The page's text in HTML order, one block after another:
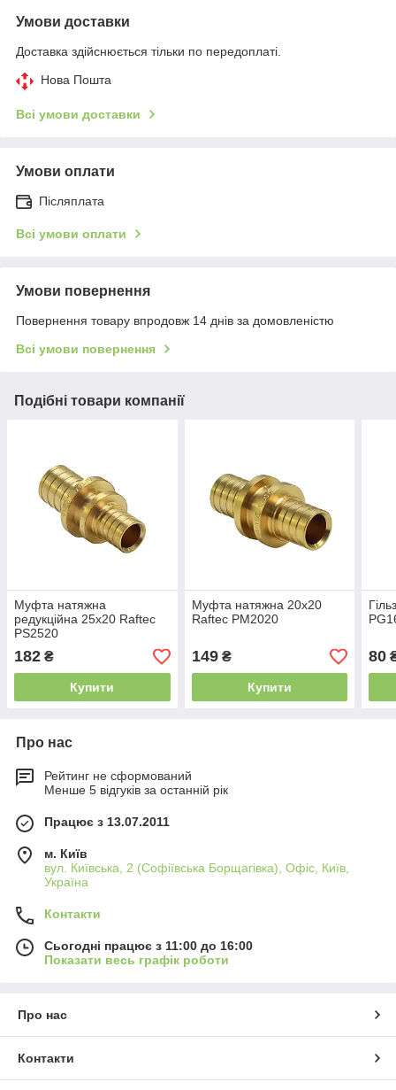
Умови доставки
Доставка здійснюється тільки по передоплаті.
Нова Пошта
Всі умови доставки
Умови оплати
Післяплата
Всі умови оплати
Умови повернення
Повернення товару впродовж 14 днів за домовленістю
Всі умови повернення
Подібні товари компанії
Муфта натяжна
редукційна 25х20 Raftec
PS2520
182 ₴
Купити
Муфта натяжна 20х20
Raftec PM2020
149₴
Купити
80
Про нас
Рейтинг не сформований
Менше 5 відгуків за останній рік
Працює з 13.07.2011
м. Київ
вул. Київська, 2 (Софіївська Борщагівка), Офіс, Київ,
Україна
Контакти
Сьогодні працює з 11:00 до 16:00
Показати весь графік роботи
Про нас
Контакти